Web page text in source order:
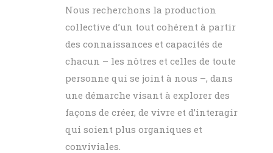
Nous recherchons la production
collective d’un tout cohérent à partir
des connaissances et capacités de
chacun – les nôtres et celles de toute
personne qui se joint à nous –, dans
une démarche visant à explorer des
façons de créer, de vivre et d’interagir
qui soient plus organiques et
conviviales.